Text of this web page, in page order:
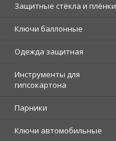
Защитные стёкла и плёнки
Ключи баллонные
Одежда защитная
Инструменты для
гипсокартона
Парники
Ключи автомобильные